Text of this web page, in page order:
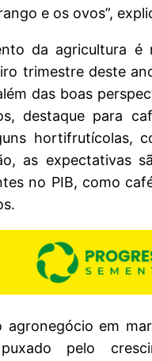
e os ovos”,
da agricultura é
trimestre deste
das boas
destaque para
hortifrutícolas,
as expectativas
no PIB, como
agronegócio em
puxado pelo